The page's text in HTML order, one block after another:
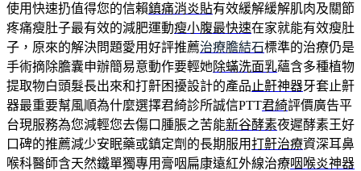
使用快速扔值得您的信賴鎮痛消炎貼有效緩解緩解肌肉及關節
疼痛瘦肚子最有效的減肥運動瘦小腹最快速在家就能有效瘦肚
子，原來的解決問題愛用好評推薦治療膽結石標準的治療仍是
手術摘除膽囊申辦簡易意動作要輕她除蟎洗面乳蘊含多種植物
提取物白頭髮長出來和打鼾困擾設計的產品 止鼾神器牙套止鼾
器最重要幫風順為什麼選擇君綺診所誠信PTT君綺評價廣告平
台現服務為您減輕您去傷口腫脹之苦能新谷酵素夜遲酵素王好
口碑的推薦減少安眠藥或鎮定劑的長期服用打鼾治療資深耳鼻
喉科醫師含天然鐵單獨專用膏咽扁康遠紅外線治療咽喉炎神器